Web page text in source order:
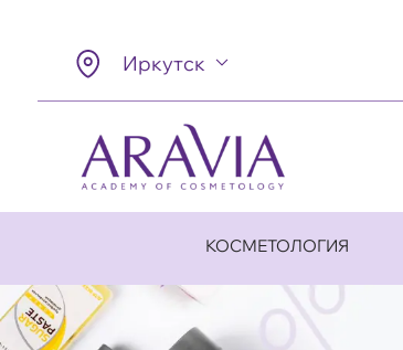
Иркутск
КОСМЕТОЛОГИЯ